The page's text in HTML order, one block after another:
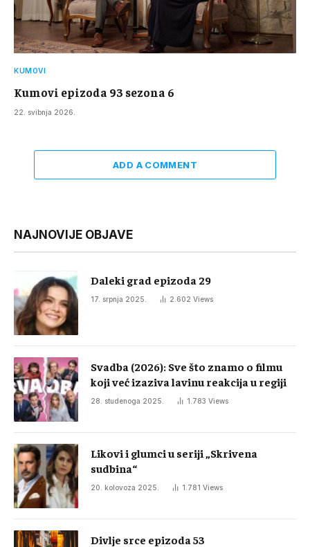
KUMOVI
Kumovi epizoda 93 sezona 6
22. svibnja 2026.
ADD A COMMENT
NAJNOVIJE OBJAVE
Daleki grad epizoda 29
17. srpnja 2025. 2.602 Views
Svadba (2026): Sve što znamo o filmu
koji već izaziva lavinu reakcija u regiji
28. studenoga 2025. 1.783 Views
Likovi i glumci u seriji „Skrivena
sudbina“
20. kolovoza 2025. 1.781 Views
Divlje srce epizoda 53